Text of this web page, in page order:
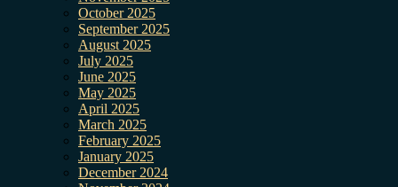
October 2025
September 2025
August 2025
July 2025
June 2025
May 2025
April 2025
March 2025
February 2025
January 2025
December 2024